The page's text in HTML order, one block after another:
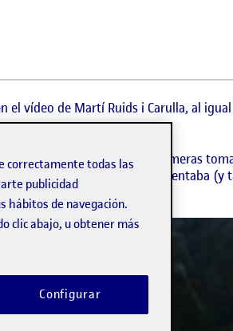
vídeo de Martí Ruids i Carulla, al
como estas son primeras
Baschet mientras experimentaba (y
todas las
publicidad
hábitos de navegación.
clic abajo, u obtener más
Configurar